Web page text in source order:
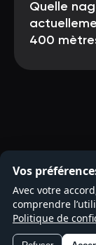
Quelle
400
Vos
Avec votre
comprendre
Politique de